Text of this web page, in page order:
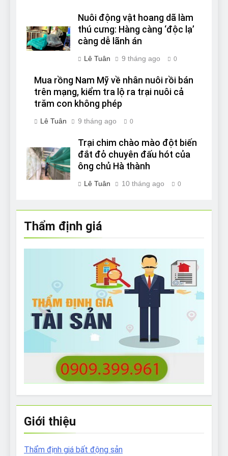
Nuôi động vật hoang dã làm
thú cưng: Hàng càng ‘độc lạ’
càng dễ lãnh án
Lê Tuân 9 tháng ago 0
Mua rồng Nam Mỹ về nhân nuôi rồi bán
trên mạng, kiểm tra lộ ra trại nuôi cả
trăm con không phép
Lê Tuân 9 tháng ago 0
Trại chim chào mào đột biến
đắt đỏ chuyên đấu hót của
ông chủ Hà thành
Lê Tuân 10 tháng ago 0
Thẩm định giá
Giới thiệu
Thẩm định giá bất động sản